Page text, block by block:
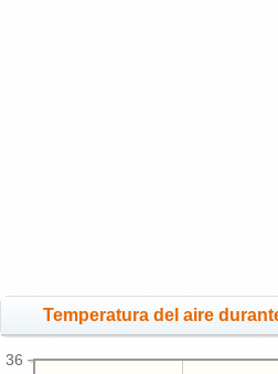
Temperatura del aire
36